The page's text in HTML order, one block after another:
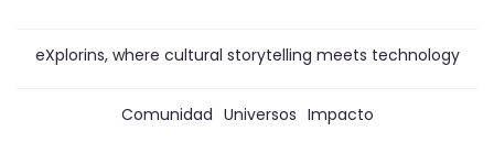
eXplorins, where cultural storytelling meets technology
Comunidad Universos Impacto